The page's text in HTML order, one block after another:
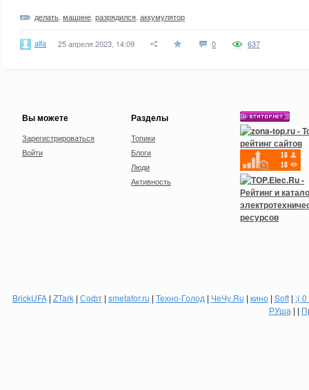
делать машине разрядился аккумулятор
alfa 25 апреля 2023, 14:09 0 637
Вы можете
Зарегистрироваться
Войти
Разделы
Топики
Блоги
Люди
Активность
BrickUFA| ZTark| Софт| smetafor.ru | Техно-Голод | ЧеЧу.Ru | кино| Soft| :(
РУша | |